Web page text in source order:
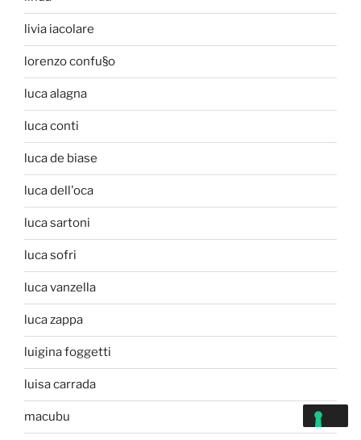
livia iacolare
lorenzo confu§o
luca alagna
luca conti
luca de biase
luca dell'oca
luca sartoni
luca sofri
luca vanzella
luca zappa
luigina foggetti
luisa carrada
macubu